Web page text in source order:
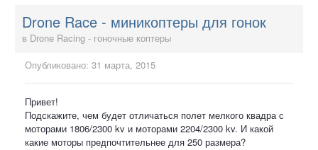
Drone Race - миникоптеры для гонок
в Drone Racing - гоночные коптеры
Опубликовано: 31 марта, 2015
Привет!
Подскажите, чем будет отличаться полет мелкого квадра с
моторами 1806/2300 kv и моторами 2204/2300 kv. И какой
какие моторы предпочтительнее для 250 размера?